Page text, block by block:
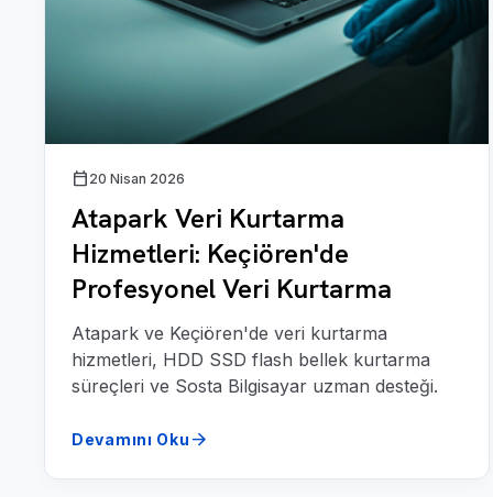
calendar_today 20 Nisan 2026
Atapark Veri Kurtarma
Hizmetleri: Keçiören'de
Profesyonel Veri Kurtarma
Atapark ve Keçiören'de veri kurtarma
hizmetleri, HDD SSD flash bellek kurtarma
süreçleri ve Sosta Bilgisayar uzman desteği.
Devamını Oku arrow_forward